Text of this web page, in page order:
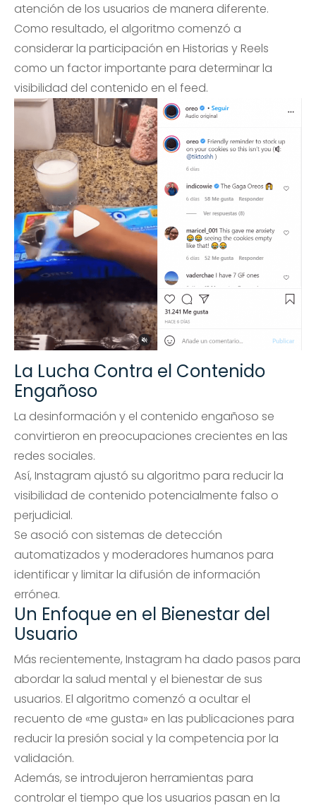
atención de los usuarios de manera diferente.
Como resultado, el algoritmo comenzó a
considerar la participación en Historias y Reels
como un factor importante para determinar la
visibilidad del contenido en el feed.
La Lucha Contra el Contenido
Engañoso
La desinformación y el contenido engañoso se
convirtieron en preocupaciones crecientes en las
redes sociales.
Así, Instagram ajustó su algoritmo para reducir la
visibilidad de contenido potencialmente falso o
perjudicial.
Se asoció con sistemas de detección
automatizados y moderadores humanos para
identificar y limitar la difusión de información
errónea.
Un Enfoque en el Bienestar del
Usuario
Más recientemente, Instagram ha dado pasos para
abordar la salud mental y el bienestar de sus
usuarios. El algoritmo comenzó a ocultar el
recuento de «me gusta» en las publicaciones para
reducir la presión social y la competencia por la
validación.
Además, se introdujeron herramientas para
controlar el tiempo que los usuarios pasan en la